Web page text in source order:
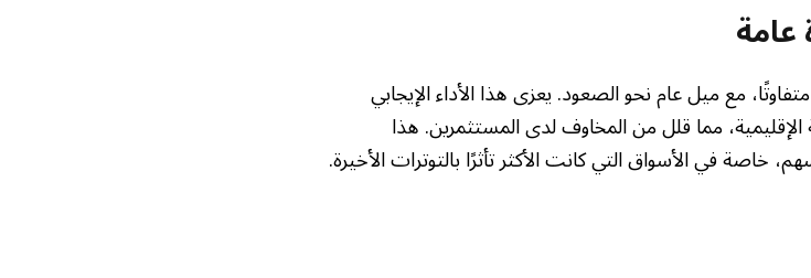
عامة
متفاوتًا، مع ميل عام نحو الصعود. يعزى هذا الأداء الإيجابي
مما قلل من المخاوف لدى المستثمرين. هذا
خاصة في الأسواق التي كانت الأكثر تأثرًا بالتوترات الأخيرة.